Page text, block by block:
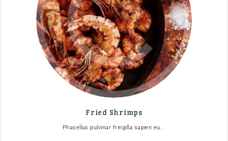
Fried Shrimps
Phasellus pulvinar fringilla sapien eu...